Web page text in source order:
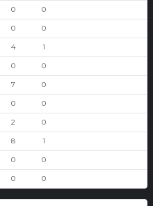
0 0
0 0
4 1
0 0
7 0
0 0
2 0
8 1
0 0
0 0